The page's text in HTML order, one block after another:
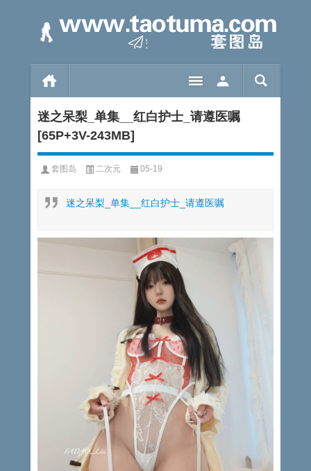
迷之呆梨_单集__红白护士_请遵医嘱
[65P+3V-243MB]
套图岛 二次元 05-19
迷之呆梨_单集__红白护士_请遵医嘱